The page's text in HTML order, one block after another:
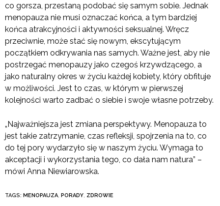
co gorsza, przestaną podobać się samym sobie. Jednak
menopauza nie musi oznaczać końca, a tym bardziej
końca atrakcyjności i aktywności seksualnej. Wręcz
przeciwnie, może stać się nowym, ekscytującym
początkiem odkrywania nas samych. Ważne jest, aby nie
postrzegać menopauzy jako czegoś krzywdzącego, a
jako naturalny okres w życiu każdej kobiety, który obfituje
w możliwości. Jest to czas, w którym w pierwszej
kolejności warto zadbać o siebie i swoje własne potrzeby.
„Najważniejsza jest zmiana perspektywy. Menopauza to
jest takie zatrzymanie, czas refleksji, spojrzenia na to, co
do tej pory wydarzyło się w naszym życiu. Wymaga to
akceptacji i wykorzystania tego, co dała nam natura” –
mówi Anna Niewiarowska.
TAGS: MENOPAUZA, PORADY, ZDROWIE